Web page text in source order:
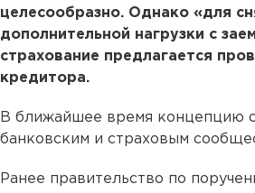
целесообразно. Однако «для
дополнительной нагрузки с
страхование предлагается
кредитора.
В ближайшее время концепцию
банковским и страховым
Ранее правительство по